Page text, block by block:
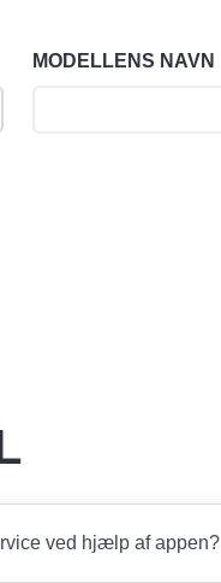
MODELLENS NAVN
ved hjælp af appen?